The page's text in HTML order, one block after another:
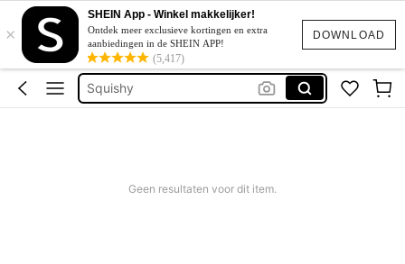
DOWNLOAD
×
SHEIN App - Winkel makkelijker!
Ontdek meer exclusieve kortingen en extra
aanbiedingen in de SHEIN APP!
(5,417)
Corrigerend Badpak
Katoen
Squishy
Bikini
Geen resultaten voor dit item.